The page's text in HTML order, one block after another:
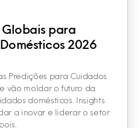
Globais para
2026
Predições para Cuidados
vão moldar o futuro da
domésticos. Insights
a inovar e liderar o setor